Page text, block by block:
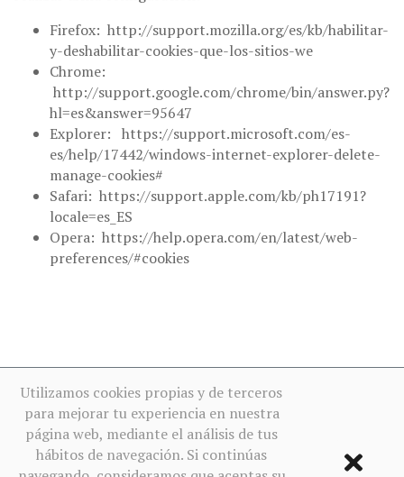
Firefox: http://support.mozilla.org/es/kb/habilitar-
y-deshabilitar-cookies-que-los-sitios-we
Chrome:
http://support.google.com/chrome/bin/answer.py?
hl=es&answer=95647
Explorer: https://support.microsoft.com/es-
es/help/17442/windows-internet-explorer-delete-
manage-cookies#
Safari: https://support.apple.com/kb/ph17191?
locale=es_ES
Opera: https://help.opera.com/en/latest/web-
preferences/#cookies
Utilizamos cookies propias y de terceros
para mejorar tu experiencia en nuestra
página web, mediante el análisis de tus
hábitos de navegación. Si continúas